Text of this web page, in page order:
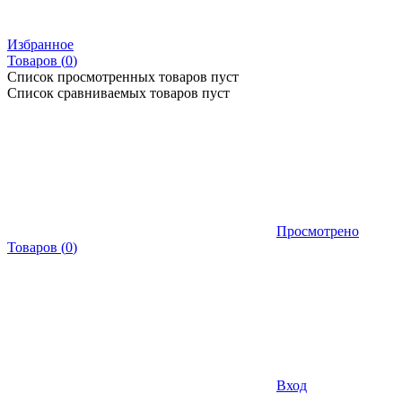
Избранное
Товаров (0)
Список просмотренных товаров пуст
Список сравниваемых товаров пуст
Просмотрено
Товаров (0)
Вход